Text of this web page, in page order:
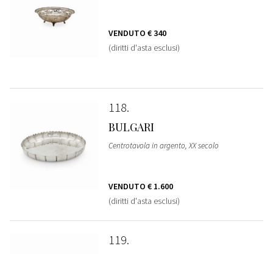
VENDUTO € 340
(diritti d'asta esclusi)
118
BULGARI
Centrotavola in argento, XX secolo
VENDUTO € 1.600
(diritti d'asta esclusi)
119